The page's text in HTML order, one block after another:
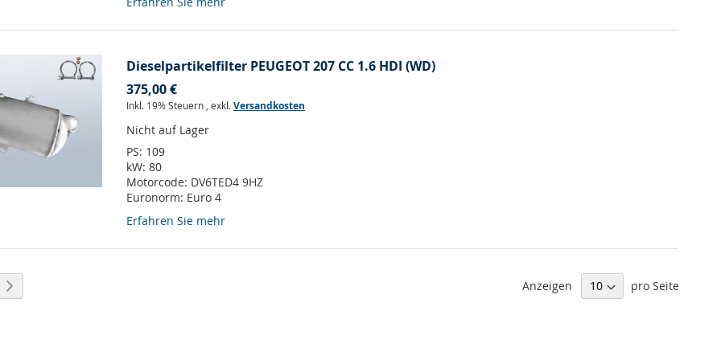
Dieselpartikelfilter PEUGEOT 207 CC 1.6 HDI (WD)
375,00 €
Inkl. 19% Steuern ,exkl.Versandkosten
Nicht auf Lager
PS: 109
kW:80
Motorcode: DV6TED4 9HZ
Euronorm: Euro 4
Erfahren Sie mehr
Anzeigen pro Seite